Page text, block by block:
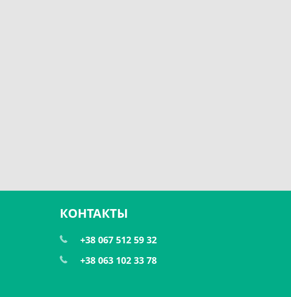
КОНТАКТЫ
+38 067 512 59 32
+38 063 102 33 78